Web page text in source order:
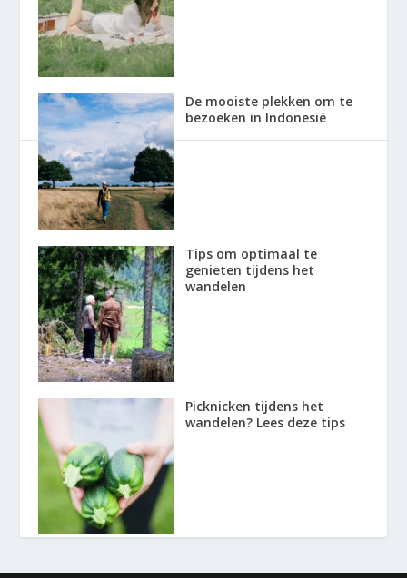
De mooiste plekken om te
bezoeken in Indonesië
Tips om optimaal te
genieten tijdens het
wandelen
Picknicken tijdens het
wandelen? Lees deze tips